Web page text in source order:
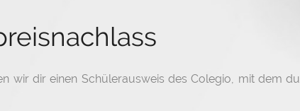
wir dir einen Schülerausweis des Colegio, mit dem du